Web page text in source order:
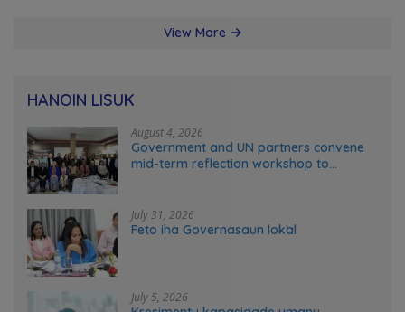
View More
HANOIN LISUK
August 4, 2026
Government and UN partners convene
mid-term reflection workshop to
July 31, 2026
Feto iha Governasaun lokal
July 5, 2026